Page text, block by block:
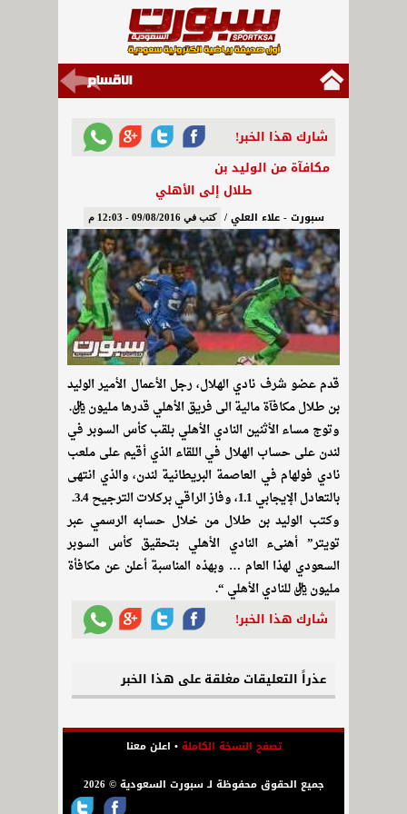
شارك هذا الخبر!
مكافآة من الوليد بن
طلال إلى الأهلي
سبورت - علاء العلي / كتب في 09/08/2016 - 12:03 م
قدم عضو شرف نادي الهلال، رجل الأعمال الأمير الوليد
بن طلال مكافآة مالية الى فريق الأهلي قدرها مليون ريال.
وتوج مساء الأثنين النادي الأهلي بلقب كأس السوبر في
لندن على حساب الهلال في اللقاء الذي أقيم على ملعب
نادي فولهام في العاصمة البريطانية لندن، والذي انتهى
بالتعادل الإيجابي 1ـ1، وفاز الراقي بركلات الترجيح 4ـ3.
وكتب الوليد بن طلال من خلال حسابه الرسمي عبر
تويتر” أهنىء النادي الأهلي بتحقيق كأس السوبر
السعودي لهذا العام … وبهذه المناسبة أعلن عن مكافأة
مليون ريال للنادي الأهلي “.
شارك هذا الخبر!
عذراً التعليقات مغلقة على هذا الخبر
تصفح النسخة الكاملة• اعلن معنا
جميع الحقوق محفوظة لـ سبورت السعودية © 2026